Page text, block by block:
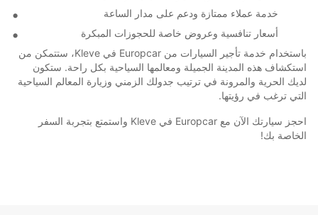
خدمة عملاء ممتازة ودعم على مدار الساعة
أسعار تنافسية وعروض خاصة للحجوزات المبكرة
باستخدام خدمة تأجير السيارات من Europcar في Kleve، ستتمكن من
استكشاف هذه المدينة الجميلة ومعالمها السياحية بكل راحة. ستكون
لديك الحرية والمرونة في ترتيب جدولك الزمني وزيارة المعالم السياحية
التي ترغب في رؤيتها.
احجز سيارتك الآن مع Europcar في Kleve واستمتع بتجربة السفر
الخاصة بك!